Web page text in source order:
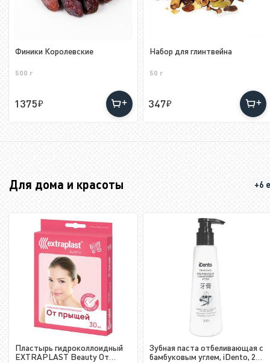
Финики Королевские
500 г
1375
Набор для глинтвейна
50 г
347
Для дома и красоты +6
Пластырь гидроколлоидный
EXTRAPLAST Beauty От
Зубная паста отбеливающая с
бамбуковым углем, iDento, 200